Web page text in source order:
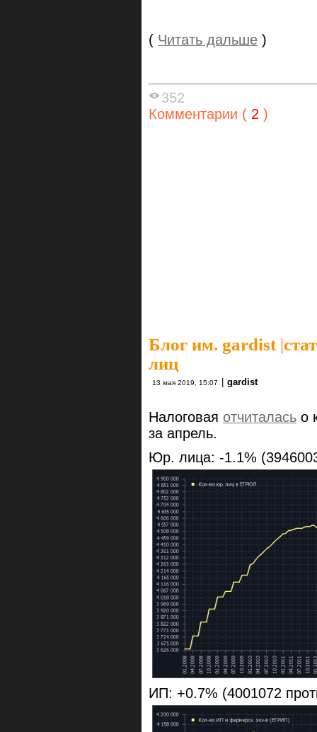
( Читать дальше )
352
Комментарии ( 2 )
Блог им. gardist|
лиц
13 мая 2019, 15:07 gardist
Налоговая отчиталась о
за апрель.
Юр. лица: -1.1%
ИП: +0.7% (4001072